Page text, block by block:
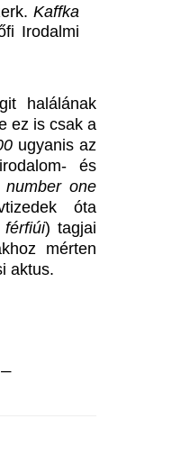
Kaffka
Irodalmi
halálának
ez is csak a
ugyanis az
és
number one
óta
férfiúi) tagjai
mérten
aktus.